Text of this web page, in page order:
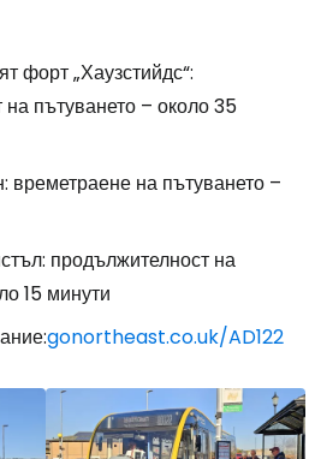
форт „Хаузстийдс“:
пътуването – около 35
времетраене на пътуването –
продължителност на
15 минути
gonortheast.co.uk/AD122